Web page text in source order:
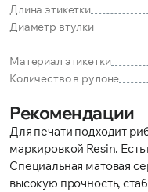
Длина этикетки
Диаметр втулки
Материал этикетки
Количество в рулоне
Рекомендации
Для печати подходит
маркировкой Resin.
Специальная матовая
высокую прочность,